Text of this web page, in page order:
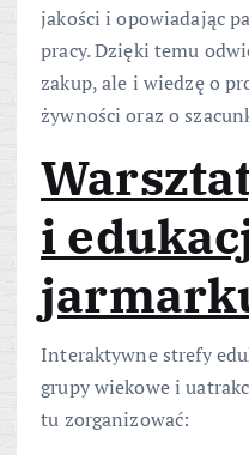
jakości i opowiadając
pracy. Dzięki temu
zakup, ale i wiedzę o
żywności oraz o
i
Interaktywne strefy
grupy wiekowe i
tu zorganizować: